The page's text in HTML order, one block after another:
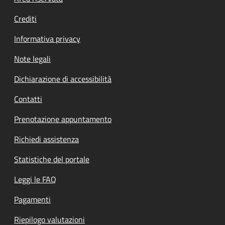
Crediti
Informativa privacy
Note legali
Dichiarazione di accessibilità
Contatti
Prenotazione appuntamento
Richiedi assistenza
Statistiche del portale
Leggi le FAQ
Pagamenti
Riepilogo valutazioni